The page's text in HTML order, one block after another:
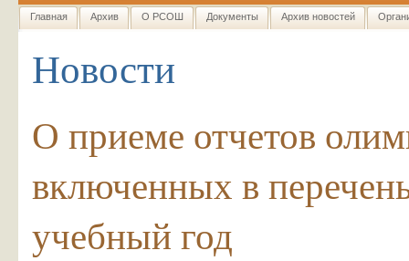
Главная Архив О РСОШ Документы Архив новостей
Новости
О приеме отчетов
включенных в
учебный год